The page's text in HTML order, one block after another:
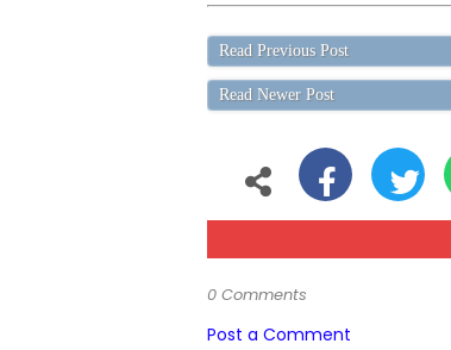
Read Previous Post
Read Newer Post
0 Comments
Post a Comment